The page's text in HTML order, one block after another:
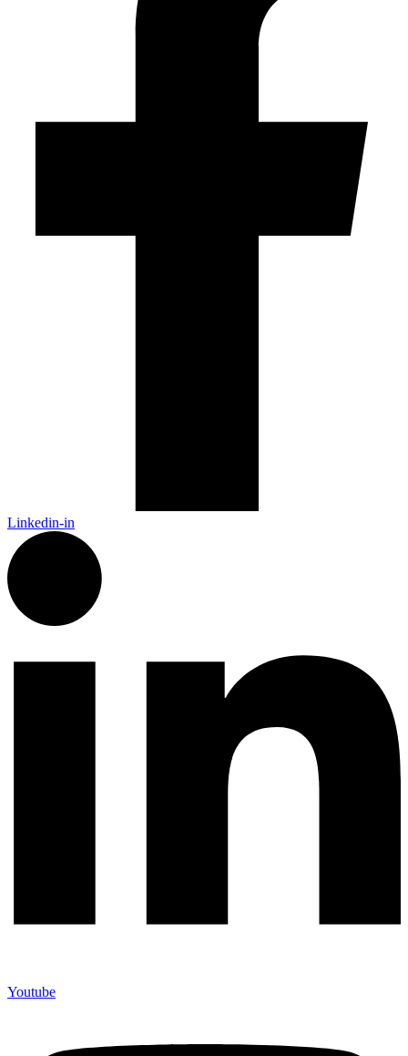
Linkedin-in
Youtube